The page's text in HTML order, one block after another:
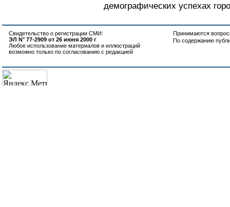
демографических успехах
Свидетельство о регистрации СМИ:
ЭЛ N° 77-2909 от 26 июня 2000 г
Любое использование материалов и иллюстраций
возможно только по согласованию с редакцией
Принимаются
По содержанию